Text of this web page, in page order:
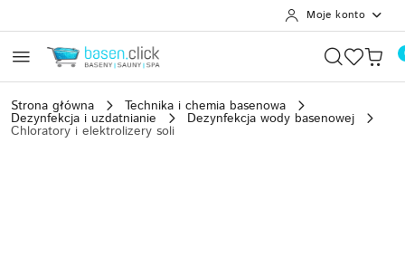
Moje konto
Strona główna Technika i chemia basenowa
Dezynfekcja i uzdatnianie Dezynfekcja wody basenowej
Chloratory i elektrolizery soli